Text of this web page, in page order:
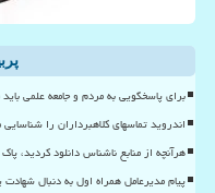
برای پاسخگویی به مردم و جامعه علمی
اندروید تماسهای کلاهبرداران را
هرآنچه از منابع ناشناس دانلود کردید،
پیام مدیرعامل همراه اول به دنبال شهادت